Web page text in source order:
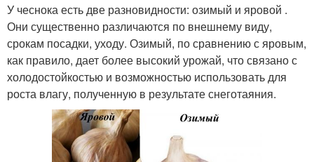
У чеснока есть две разновидности: озимый и яровой .
Они существенно различаются по внешнему виду,
срокам посадки, уходу. Озимый, по сравнению с яровым,
как правило, дает более высокий урожай, что связано с
холодостойкостью и возможностью использовать для
роста влагу, полученную в результате снеготаяния.